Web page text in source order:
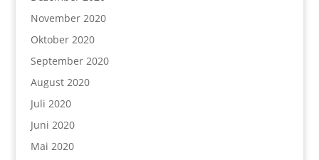
November 2020
Oktober 2020
September 2020
August 2020
Juli 2020
Juni 2020
Mai 2020